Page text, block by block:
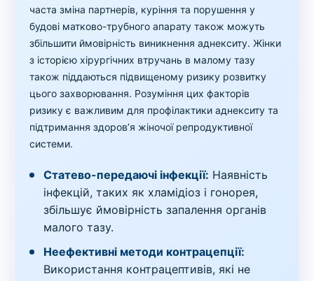
часта зміна партнерів, куріння та порушення у
будові матково-трубного апарату також можуть
збільшити ймовірність виникнення аднекситу. Жінки
з історією хірургічних втручань в малому тазу
також піддаються підвищеному ризику розвитку
цього захворювання. Розуміння цих факторів
ризику є важливим для профілактики аднекситу та
підтримання здоров’я жіночої репродуктивної
системи.
Статево-передаючі інфекції: Наявність
інфекцій, таких як хламідіоз і гонорея,
збільшує ймовірність запалення органів
малого тазу.
Неефективні методи контрацепції:
Використання контрацептивів, які не